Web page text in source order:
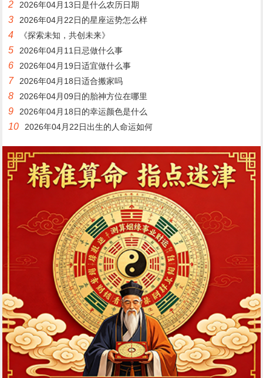
2 2026年04月13日是什么农历日期
3 2026年04月22日的星座运势怎么样
4 《探索未知，共创未来》
5 2026年04月11日忌做什么事
6 2026年04月19日适宜做什么事
7 2026年04月18日适合搬家吗
8 2026年04月09日的胎神方位在哪里
9 2026年04月18日的幸运颜色是什么
10 2026年04月22日出生的人命运如何